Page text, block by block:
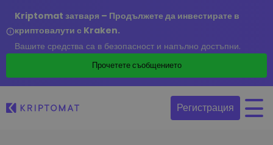
Kriptomat затваря – Продължете да инвестирате в
криптовалути с Kraken.
Вашите средства са в безопасност и напълно достъпни.
Прочетете съобщението
Регистрация